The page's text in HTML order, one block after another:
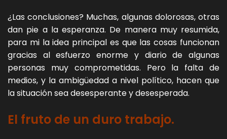
¿Las conclusiones? Muchas, algunas dolorosas, otras
dan pie a la esperanza. De manera muy resumida,
para mi la idea principal es que las cosas funcionan
gracias al esfuerzo enorme y diario de algunas
personas muy comprometidas. Pero la falta de
medios, y la ambigüedad a nivel político, hacen que
la situación sea desesperante y desesperada.
El fruto de un duro trabajo.